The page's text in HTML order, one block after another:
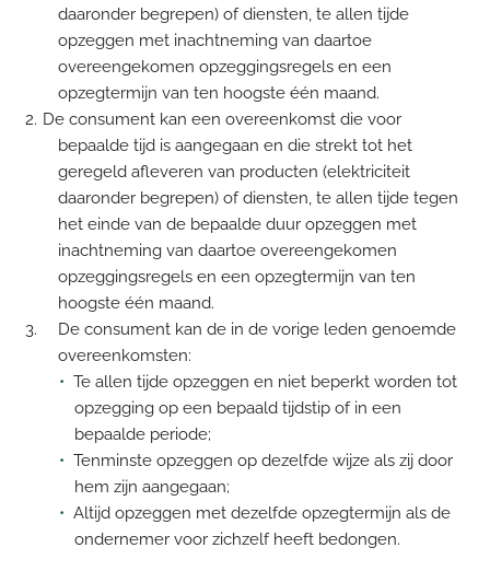
daaronder begrepen) of diensten, te allen tijde
opzeggen met inachtneming van daartoe
overeengekomen opzeggingsregels en een
opzegtermijn van ten hoogste één maand.
De consument kan een overeenkomst die voor
bepaalde tijd is aangegaan en die strekt tot het
geregeld afleveren van producten (elektriciteit
daaronder begrepen) of diensten, te allen tijde tegen
het einde van de bepaalde duur opzeggen met
inachtneming van daartoe overeengekomen
opzeggingsregels en een opzegtermijn van ten
hoogste één maand.
De consument kan de in de vorige leden genoemde
overeenkomsten:
Te allen tijde opzeggen en niet beperkt worden tot
opzegging op een bepaald tijdstip of in een
bepaalde periode;
Tenminste opzeggen op dezelfde wijze als zij door
hem zijn aangegaan;
Altijd opzeggen met dezelfde opzegtermijn als de
ondernemer voor zichzelf heeft bedongen.